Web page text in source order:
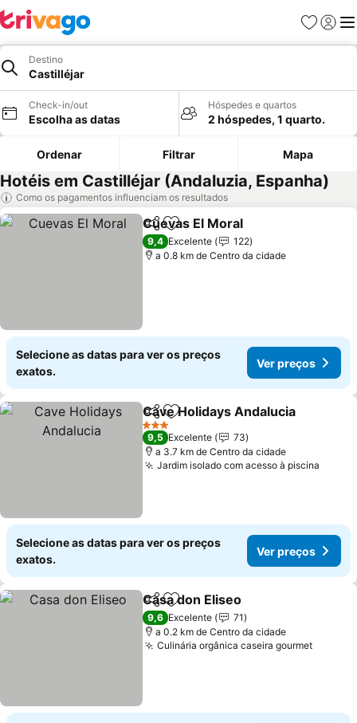
Favoritos
Iniciar
Destino
Castilléjar
Check-in/out
Escolha as datas
Hóspedes e quartos
2 hóspedes, 1 quarto.
Ordenar Filtrar Mapa
Hotéis em Castilléjar (Andaluzia, Espanha)
Como os pagamentos influenciam os resultados
PartilharAdicionar aos favoritos
Cuevas El Moral
9,4 Excelente
122
a 0.8 km de Centro da cidade
Selecione as datas para ver os preços
exatos.
Ver preços
PartilharAdicionar aos favoritos
Cave Holidays Andalucia
3 Estrelas
9,5 Excelente
73
a 3.7 km de Centro da cidade
Jardim isolado com acesso à piscina
Selecione as datas para ver os preços
exatos.
Ver preços
PartilharAdicionar aos favoritos
Casa don Eliseo
9,6 Excelente
71
a 0.2 km de Centro da cidade
Culinária orgânica caseira gourmet